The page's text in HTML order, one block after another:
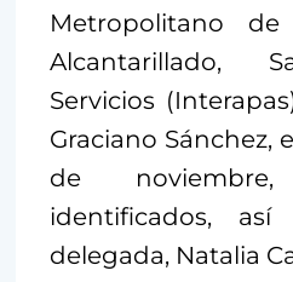
Metropolitano
Alcantarillado,
Servicios
Graciano Sánchez,
de
identificados,
delegada, Natalia